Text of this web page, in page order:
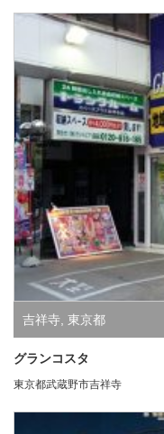
吉祥寺 東京都
グランコスタ
東京都武蔵野市吉祥寺